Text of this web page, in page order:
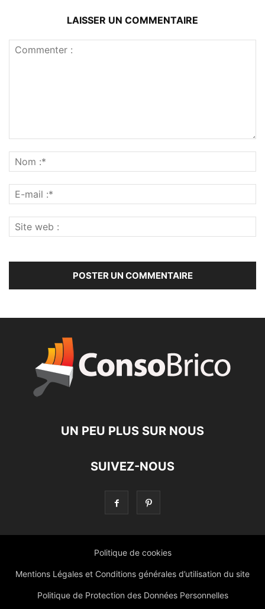
LAISSER UN COMMENTAIRE
UN PEU PLUS SUR NOUS
SUIVEZ-NOUS
Politique de cookies
Mentions Légales et Conditions générales d’utilisation du site
Politique de Protection des Données Personnelles